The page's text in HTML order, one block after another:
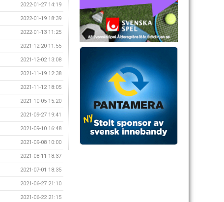
2022-01-27 14:19
2022-01-19 18:39
2022-01-13 11:25
2021-12-20 11:55
2021-12-02 13:08
2021-11-19 12:38
2021-11-12 18:05
2021-10-05 15:20
2021-09-27 19:41
2021-09-10 16:48
2021-09-08 10:00
2021-08-11 18:37
2021-07-01 18:35
2021-06-27 21:10
2021-06-22 21:15